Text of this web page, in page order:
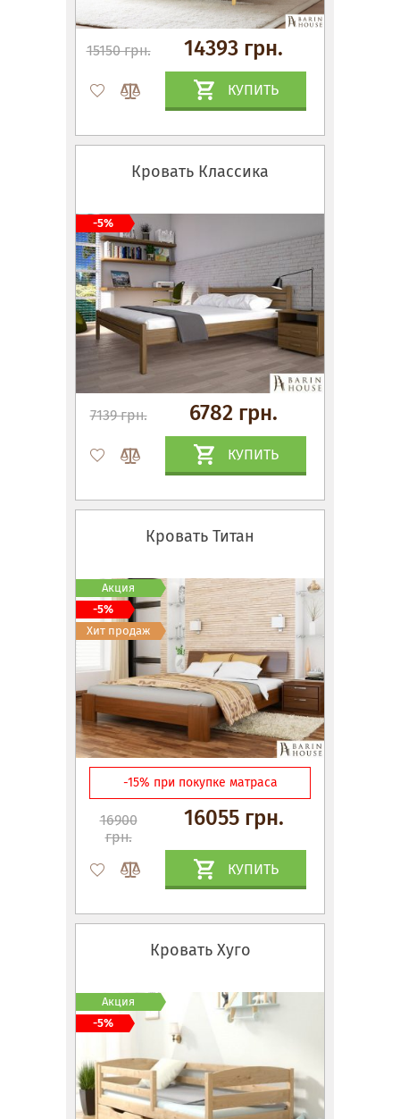
15150 грн. 14393 грн.
КУПИТЬ
Кровать Классика
7139 грн. 6782 грн.
КУПИТЬ
-5%
Кровать Титан
-15% при покупке матраса
16900
грн.
16055 грн.
КУПИТЬ
Акция
-5%
Хит продаж
Кровать Хуго
Акция
-5%